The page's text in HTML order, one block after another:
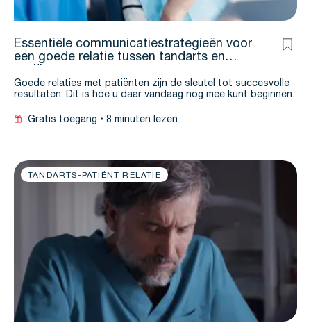
Essentiële communicatiestrategieën voor
een goede relatie tussen tandarts en
Goede relaties met patiënten zijn de sleutel tot succesvolle
resultaten. Dit is hoe u daar vandaag nog mee kunt beginnen.
Gratis toegang 8 minuten lezen
TANDARTS-PATIËNT RELATIE